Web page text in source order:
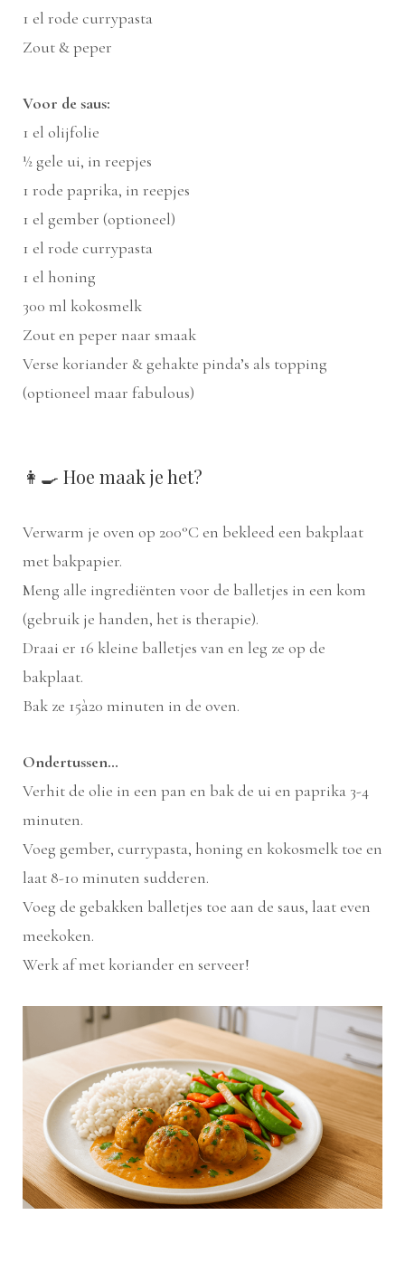
1 el rode currypasta
Zout & peper
Voor de saus:
1 el olijfolie
½ gele ui, in reepjes
1 rode paprika, in reepjes
1 el gember (optioneel)
1 el rode currypasta
1 el honing
300 ml kokosmelk
Zout en peper naar smaak
Verse koriander & gehakte pinda’s als topping
(optioneel maar fabulous)
👩‍🍳 Hoe maak je het?
Verwarm je oven op 200°C en bekleed een bakplaat
met bakpapier.
Meng alle ingrediënten voor de balletjes in een kom
(gebruik je handen, het is therapie).
Draai er 16 kleine balletjes van en leg ze op de
bakplaat.
Bak ze 15à20 minuten in de oven.
Ondertussen…
Verhit de olie in een pan en bak de ui en paprika 3-4
minuten.
Voeg gember, currypasta, honing en kokosmelk toe en
laat 8-10 minuten sudderen.
Voeg de gebakken balletjes toe aan de saus, laat even
meekoken.
Werk af met koriander en serveer!